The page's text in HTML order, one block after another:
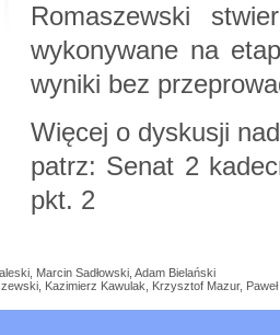
Romaszewski
wykonywane na
wyniki bez
Więcej o dyskusji
patrz: Senat 2
pkt. 2
Marcin Sadłowski, Adam Bielański
Kazimierz Kawulak, Krzysztof Mazur,